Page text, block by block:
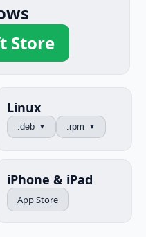
Store
Linux
.deb ▼ .rpm ▼
iPhone & iPad
App Store